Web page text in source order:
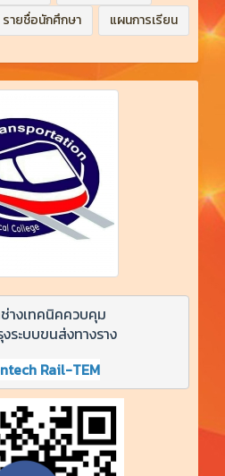
รายชื่อนักศึกษา แผนการเรียน
างเทคนิคควบคุม
ระบบขนส่งทางราง
Rail-TEM